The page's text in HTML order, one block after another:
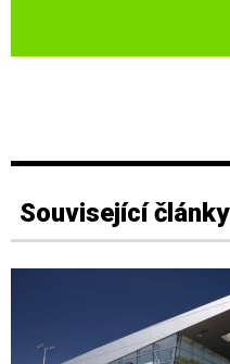
Související články